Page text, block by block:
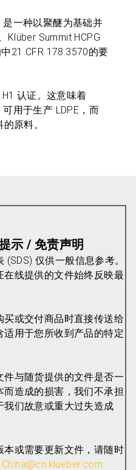
是一种以聚醚为基础并
Klüber Summit HCPG
21 CFR 178.3570的要
认证。这意味着
用于生产 LDPE，而
原料。
示 / 免责声明
仅供一般信息参考。
线提供的文件始终反映最
或交付商品时直接传送给
用于您所收到产品的特定
与随货提供的文件是否一
造成的损害，我们不承担
们故意或重大过失造成
或需要更新文件，请随时